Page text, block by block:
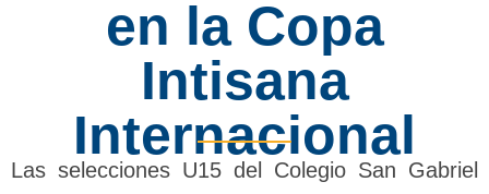
en la Copa
Intisana
Internacional
Las selecciones U15 del Colegio San Gabriel